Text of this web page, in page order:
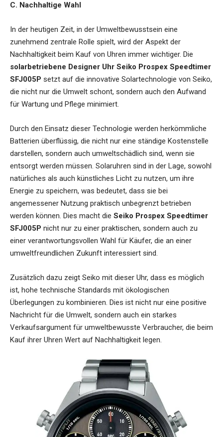
C. Nachhaltige Wahl
In der heutigen Zeit, in der Umweltbewusstsein eine
zunehmend zentrale Rolle spielt, wird der Aspekt der
Nachhaltigkeit beim Kauf von Uhren immer wichtiger. Die
solarbetriebene Designer Uhr Seiko Prospex Speedtimer
SFJ005P setzt auf die innovative Solartechnologie von Seiko,
die nicht nur die Umwelt schont, sondern auch den Aufwand
für Wartung und Pflege minimiert.
Durch den Einsatz dieser Technologie werden herkömmliche
Batterien überflüssig, die nicht nur eine ständige Kostenstelle
darstellen, sondern auch umweltschädlich sind, wenn sie
entsorgt werden müssen. Solaruhren sind in der Lage, sowohl
natürliches als auch künstliches Licht zu nutzen, um ihre
Energie zu speichern, was bedeutet, dass sie bei
angemessener Nutzung praktisch unbegrenzt betrieben
werden können. Dies macht die Seiko Prospex Speedtimer
SFJ005P nicht nur zu einer praktischen, sondern auch zu
einer verantwortungsvollen Wahl für Käufer, die an einer
umweltfreundlichen Zukunft interessiert sind.
Zusätzlich dazu zeigt Seiko mit dieser Uhr, dass es möglich
ist, hohe technische Standards mit ökologischen
Überlegungen zu kombinieren. Dies ist nicht nur eine positive
Nachricht für die Umwelt, sondern auch ein starkes
Verkaufsargument für umweltbewusste Verbraucher, die beim
Kauf ihrer Uhren Wert auf Nachhaltigkeit legen.